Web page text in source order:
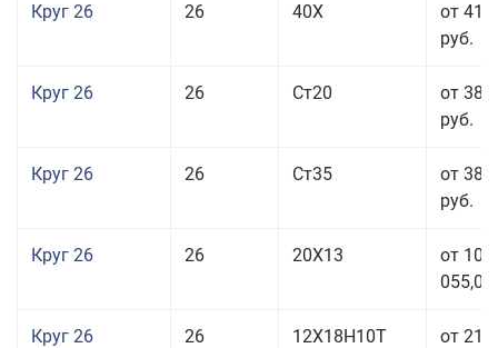
Круг 26 26 40Х
от 41
руб.
Круг 26 26 Ст20
от 38
руб.
Круг 26 26 Ст35
от 38
руб.
Круг 26 26 20Х13
от 103
055,00
Круг 26 26 12Х18Н10Т
от 210